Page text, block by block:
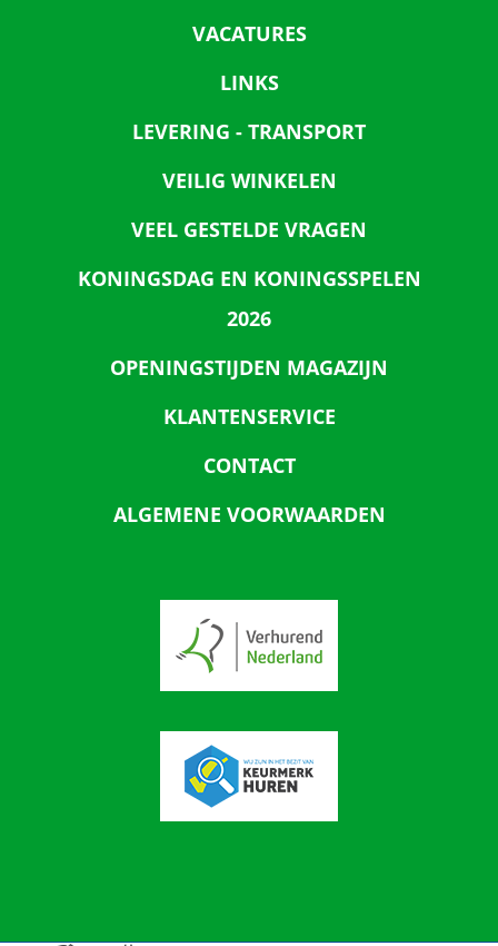
VACATURES
LINKS
LEVERING - TRANSPORT
VEILIG WINKELEN
VEEL GESTELDE VRAGEN
KONINGSDAG EN KONINGSSPELEN
2026
OPENINGSTIJDEN MAGAZIJN
KLANTENSERVICE
CONTACT
ALGEMENE VOORWAARDEN